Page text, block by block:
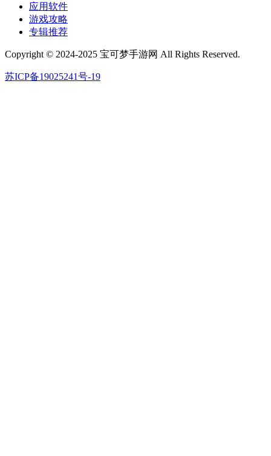
应用软件
游戏攻略
专辑推荐
Copyright © 2024-2025 宝可梦手游网 All Rights Reserved.
苏ICP备19025241号-19